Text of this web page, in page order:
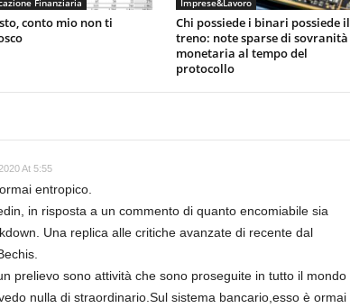
Finanziaria
conto mio non ti
Imprese&Lavoro
Chi possiede i binari possiede il
treno: note sparse di sovranità
monetaria al tempo del
protocollo
At 5:55
entropico.
in risposta a un commento di quanto encomiabile sia
Una replica alle critiche avanzate di recente dal
prelievo sono attività che sono proseguite in tutto il mondo
nulla di straordinario.Sul sistema bancario,esso è ormai